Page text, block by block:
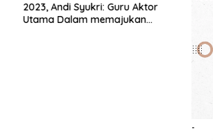
2023, Andi Syukri: Guru Aktor
Utama Dalam memajukan
-